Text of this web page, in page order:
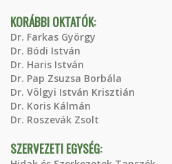
KORÁBBI OKTATÓK:
Dr. Farkas György
Dr. Bódi István
Dr. Haris István
Dr. Pap Zsuzsa Borbála
Dr. Völgyi István Krisztián
Dr. Koris Kálmán
Dr. Roszevák Zsolt
SZERVEZETI EGYSÉG: